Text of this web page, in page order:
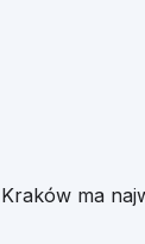
Kraków ma